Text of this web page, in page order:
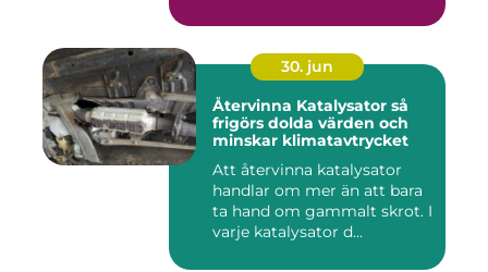
30. jun
Återvinna Katalysator så
frigörs dolda värden och
minskar klimatavtrycket
Att återvinna katalysator
handlar om mer än att bara
ta hand om gammalt skrot. I
varje katalysator d...